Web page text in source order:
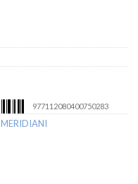
977112080400750283
MERIDIANI